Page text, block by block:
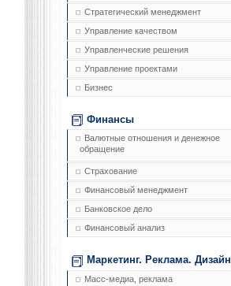
Стратегический менеджмент
Управление качеством
Управленческие решения
Управление проектами
Бизнес
Финансы
Валютные отношения и денежное
обращение
Страхование
Финансовый менеджмент
Банковское дело
Финансовый анализ
Маркетинг. Реклама. Дизайн
Масс-медиа, реклама